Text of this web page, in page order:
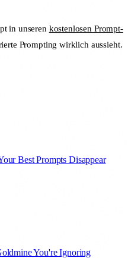
in unseren kostenlosen Prompt-
Prompting wirklich aussieht.
Best Prompts Disappear
You're Ignoring